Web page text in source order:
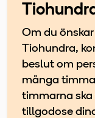
Om du
Tiohundra,
beslut om
många
timmarna
tillgodose